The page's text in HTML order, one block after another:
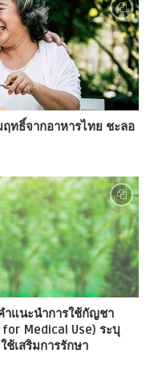
ฤทธิ์จากอาหารไทย ชะลอ
ำแนะนำการใช้กัญชา
Medical Use) ระบุ
เสริมการรักษา